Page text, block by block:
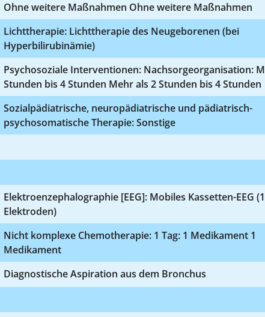
Ohne weitere Maßnahmen Ohne weitere Maßnahmen
Lichttherapie: Lichttherapie des Neugeborenen (bei
Hyperbilirubinämie)
Psychosoziale Interventionen: Nachsorgeorganisation:
Stunden bis 4 Stunden Mehr als 2 Stunden bis 4 Stunden
Sozialpädiatrische, neuropädiatrische und pädiatrisch-
psychosomatische Therapie: Sonstige
Elektroenzephalographie [EEG]: Mobiles Kassetten-EEG
Elektroden)
Nicht komplexe Chemotherapie: 1 Tag: 1 Medikament 1
Medikament
Diagnostische Aspiration aus dem Bronchus